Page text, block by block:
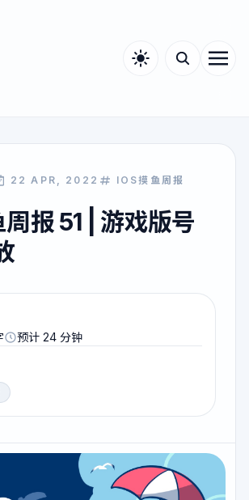
22 APR, 2022 IOS摸鱼周报
报 51 | 游戏版号
预计 24 分钟